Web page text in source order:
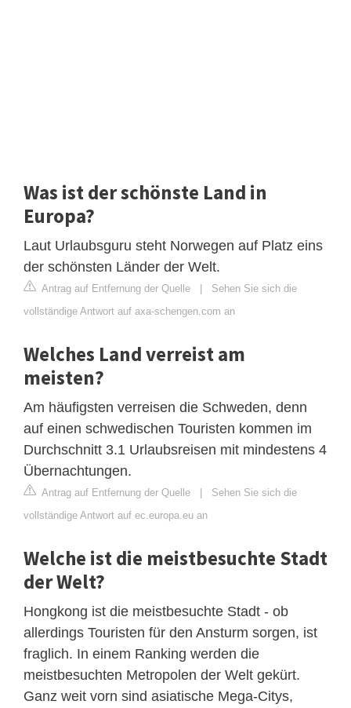
Was ist der schönste Land in
Europa?
Laut Urlaubsguru steht Norwegen auf Platz eins
der schönsten Länder der Welt.
Antrag auf Entfernung der Quelle | Sehen Sie sich die
vollständige Antwort auf axa-schengen.com an
Welches Land verreist am
meisten?
Am häufigsten verreisen die Schweden, denn
auf einen schwedischen Touristen kommen im
Durchschnitt 3.1 Urlaubsreisen mit mindestens 4
Übernachtungen.
Antrag auf Entfernung der Quelle | Sehen Sie sich die
vollständige Antwort auf ec.europa.eu an
Welche ist die meistbesuchte Stadt
der Welt?
Hongkong ist die meistbesuchte Stadt - ob
allerdings Touristen für den Ansturm sorgen, ist
fraglich. In einem Ranking werden die
meistbesuchten Metropolen der Welt gekürt.
Ganz weit vorn sind asiatische Mega-Citys,